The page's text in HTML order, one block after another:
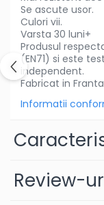
fetite
Instrumente
Jocuri de
Jucarii de plus
Papusi
Roboti de jucarie
Se ascute usor.
Culori vii.
Varsta 30 luni+
Produsul
(EN71) si este
independent.
Fabricat in
Informatii
Review-